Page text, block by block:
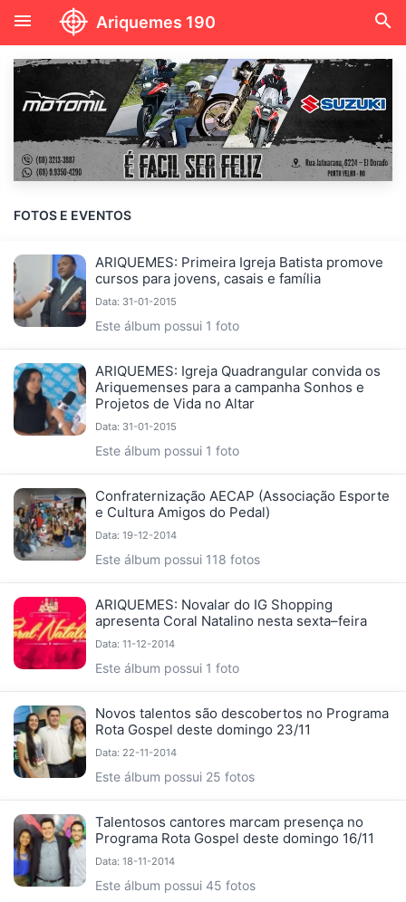
menu Ariquemes 190 search
FOTOS E EVENTOS
ARIQUEMES: Primeira Igreja Batista promove
cursos para jovens, casais e família
Data: 31-01-2015
Este álbum possui 1 foto
ARIQUEMES: Igreja Quadrangular convida os
Ariquemenses para a campanha Sonhos e
Projetos de Vida no Altar
Data: 31-01-2015
Este álbum possui 1 foto
Confraternização AECAP (Associação Esporte
e Cultura Amigos do Pedal)
Data: 19-12-2014
Este álbum possui 118 fotos
ARIQUEMES: Novalar do IG Shopping
apresenta Coral Natalino nesta sexta–feira
Data: 11-12-2014
Este álbum possui 1 foto
Novos talentos são descobertos no Programa
Rota Gospel deste domingo 23/11
Data: 22-11-2014
Este álbum possui 25 fotos
Talentosos cantores marcam presença no
Programa Rota Gospel deste domingo 16/11
Data: 18-11-2014
Este álbum possui 45 fotos